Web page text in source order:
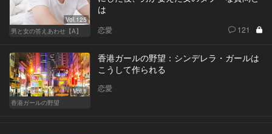
Vol.125
男と女の答えあわせ【A】
は
恋愛 121
Vol.1
香港ガールの野望
香港ガールの野望：シンデレラ・ガールは
こうして作られる
恋愛